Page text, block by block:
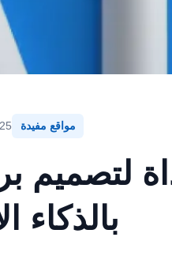
مواقع مفيدة
لتصميم
بالذكاء